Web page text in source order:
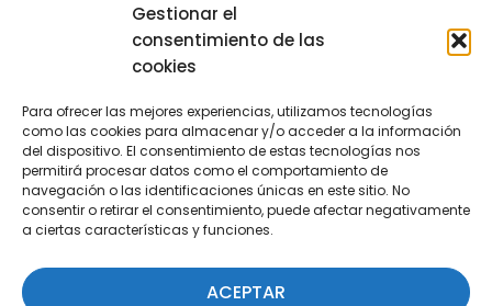
Gestionar el
consentimiento de las
cookies
Para ofrecer las mejores experiencias, utilizamos tecnologías
como las cookies para almacenar y/o acceder a la información
del dispositivo. El consentimiento de estas tecnologías nos
permitirá procesar datos como el comportamiento de
navegación o las identificaciones únicas en este sitio. No
consentir o retirar el consentimiento, puede afectar negativamente
a ciertas características y funciones.
ACEPTAR
Subscribe to our Newsletter
SUBSCRIBE HERE